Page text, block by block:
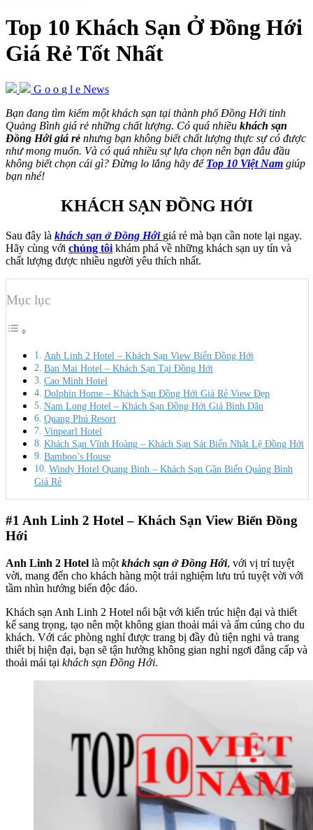
Top 10 Khách Sạn Ở Đồng Hới
Giá Rẻ Tốt Nhất
G o o g l e News
Bạn đang tìm kiếm một khách sạn tại thành phố Đồng Hới tỉnh
Quảng Bình giá rẻ những chất lượng. Có quá nhiều khách sạn
Đồng Hới giá rẻ nhưng bạn không biết chất lượng thực sự có được
như mong muốn. Và có quá nhiều sự lựa chọn nên bạn đâu đầu
không biết chọn cái gì? Đừng lo lắng hãy đểTop 10 Việt Nam giúp
bạn nhé!
KHÁCH SẠN ĐỒNG HỚI
Sau đây là khách sạn ở Đồng Hới giá rẻ mà bạn cần note lại ngay.
Hãy cùng với chúng tôi khám phá về những khách sạn uy tín và
chất lượng được nhiều người yêu thích nhất.
Mục lục
Anh Linh 2 Hotel – Khách Sạn View Biển Đồng Hới
Ban Mai Hotel – Khách Sạn Tại Đồng Hới
Cao Minh Hotel
Dolphin Home – Khách Sạn Đồng Hới Giá Rẻ View Đẹp
Nam Long Hotel – Khách Sạn Đồng Hới Giá Bình Dân
Quang Phú Resort
Vinpearl Hotel
Khách Sạn Vĩnh Hoàng – Khách Sạn Sát Biển Nhật Lệ Đồng Hới
Bamboo’s House
Windy Hotel Quang Binh – Khách Sạn Gần Biển Quảng Bình
Giá Rẻ
#1 Anh Linh 2 Hotel – Khách Sạn View Biển Đồng
Hới
Anh Linh 2 Hotel là một khách sạn ở Đồng Hới, với vị trí tuyệt
vời, mang đến cho khách hàng một trải nghiệm lưu trú tuyệt vời với
tầm nhìn hướng biển độc đáo.
Khách sạn Anh Linh 2 Hotel nổi bật với kiến trúc hiện đại và thiết
kế sang trọng, tạo nên một không gian thoải mái và ấm cúng cho du
khách. Với các phòng nghỉ được trang bị đầy đủ tiện nghi và trang
thiết bị hiện đại, bạn sẽ tận hưởng không gian nghỉ ngơi đẳng cấp và
thoải mái tại khách sạn Đồng Hới.